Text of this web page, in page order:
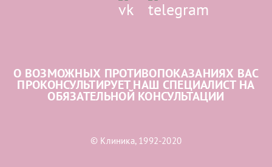
О ВОЗМОЖНЫХ ПРОТИВОПОКАЗАНИЯХ ВАС
ПРОКОНСУЛЬТИРУЕТ НАШ СПЕЦИАЛИСТ НА
ОБЯЗАТЕЛЬНОЙ КОНСУЛЬТАЦИИ
© Клиника, 1992-2020